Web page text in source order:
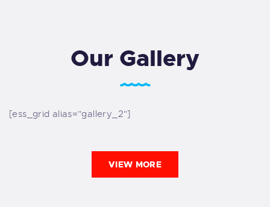
Our Gallery
[ess_grid alias="gallery_2"]
VIEW MORE